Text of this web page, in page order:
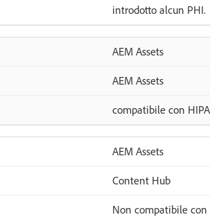
introdotto alcun PHI.
AEM Assets
AEM Assets
compatibile con
AEM Assets
Content Hub
Non compatibile con